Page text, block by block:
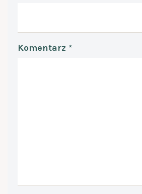
Komentarz *